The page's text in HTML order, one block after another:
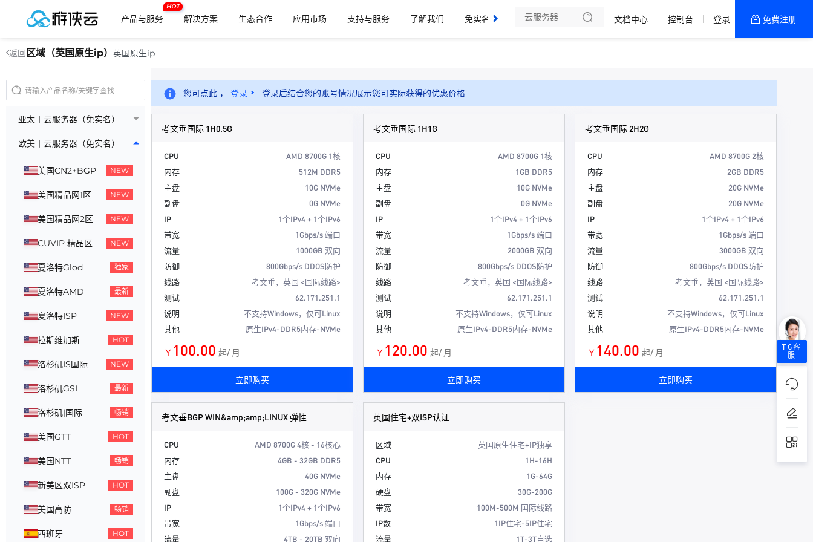
产品与服务
HOT
解决方案 生态合作 应用市场 支持与服务 了解我们
免实名域名、SSL证书
文档中心 控制台 登录 免费注册
返回 区域（英国原生ip） 英国原生ip
亚太丨云服务器（免实名）
欧美丨云服务器（免实名）
美国CN2+BGP NEW
美国精品网1区 NEW
美国精品网2区 NEW
CUVIP 精品区 NEW
夏洛特Glod 独家
夏洛特AMD 最新
夏洛特ISP NEW
拉斯维加斯 HOT
洛杉矶IS国际 NEW
洛杉矶GSI 最新
洛杉矶|国际 畅销
美国GTT HOT
美国NTT 畅销
新美区双ISP HOT
美国高防 畅销
西班牙 HOT
您可点此 ， 登录 登录后结合您的账号情况展示您可实际获得的优惠价格
考文垂国际 1H0.5G
CPU
AMD 8700G 1核
内存
512M DDR5
主盘
10G NVMe
副盘
0G NVMe
IP
1个IPv4 + 1个IPv6
带宽
1Gbps/s 端口
流量
1000GB 双向
防御
800Gbps/s DDOS防护
线路
考文垂，英国 <国际线路>
测试
62.171.251.1
说明
不支持Windows，仅可Linux
其他
原生IPv4-DDR5内存-NVMe
￥ 100.00 起/ 月
立即购买
考文垂国际 1H1G
CPU
AMD 8700G 1核
内存
1GB DDR5
主盘
10G NVMe
副盘
0G NVMe
IP
1个IPv4 + 1个IPv6
带宽
1Gbps/s 端口
流量
2000GB 双向
防御
800Gbps/s DDOS防护
线路
考文垂，英国 <国际线路>
测试
62.171.251.1
说明
不支持Windows，仅可Linux
其他
原生IPv4-DDR5内存-NVMe
￥ 120.00 起/ 月
立即购买
考文垂国际 2H2G
CPU
AMD 8700G 2核
内存
2GB DDR5
主盘
20G NVMe
副盘
20G NVMe
IP
1个IPv4 + 1个IPv6
带宽
1Gbps/s 端口
流量
3000GB 双向
防御
800Gbps/s DDOS防护
线路
考文垂，英国 <国际线路>
测试
62.171.251.1
说明
不支持Windows，仅可Linux
其他
原生IPv4-DDR5内存-NVMe
￥ 140.00 起/ 月
立即购买
考文垂BGP WIN&amp;amp;LINUX 弹性
CPU
AMD 8700G 4核 - 16核心
内存
4GB - 32GB DDR5
主盘
40G NVMe
副盘
100G - 320G NVMe
IP
1个IPv4 + 1个IPv6
带宽
1Gbps/s 端口
流量
4TB - 20TB 双向
英国住宅+双ISP认证
区域
英国原生住宅+IP独享
CPU
1H-16H
内存
1G-64G
硬盘
30G-200G
带宽
100M-500M 国际线路
IP数
1IP住宅-5IP住宅
流量
1T-3T自选
TG客
服